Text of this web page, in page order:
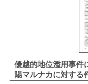
優越的地位濫用事件
陽マルナカに対する